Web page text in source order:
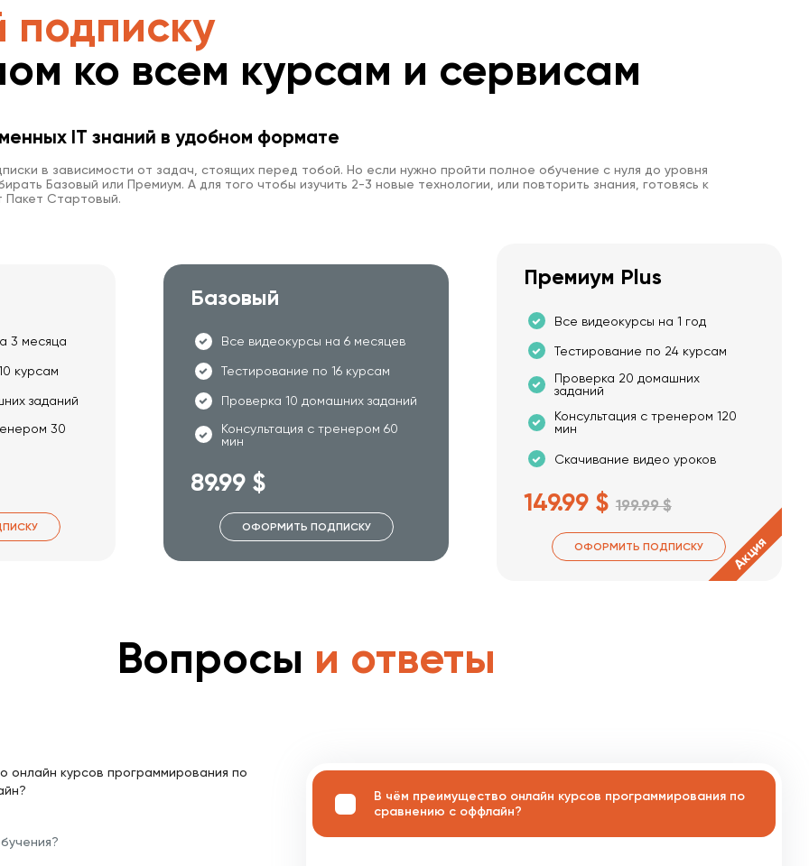
подписку
ко всем курсам и сервисам
IT знаний в удобном формате
в зависимости от задач, стоящих перед тобой. Но если нужно пройти полное обучение с нуля до уровня
Базовый или Премиум. А для того чтобы изучить 2-3 новые технологии, или повторить знания, готовясь к
Стартовый.
3 месяца
курсам
заданий
30
Базовый
Все видеокурсы на 6 месяцев
Тестирование по 16 курсам
Проверка 10 домашних заданий
Консультация с тренером 60
мин
89.99 $
ОФОРМИТЬ ПОДПИСКУ
Премиум Plus
Все видеокурсы на 1 год
Тестирование по 24 курсам
Проверка 20 домашних
заданий
Консультация с тренером 120
мин
Скачивание видео уроков
149.99 $ 199.99 $
ОФОРМИТЬ ПОДПИСКУ Акция
Вопросы и ответы
онлайн курсов программирования по
В чём преимущество онлайн курсов программирования по
сравнению с оффлайн?